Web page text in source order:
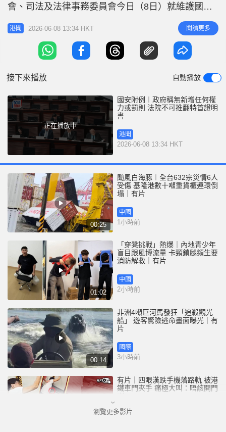
n
會、司法及法律事務委員會今日（8日）就維護國家
安全的工作舉行緊急聯席會議。 政府有憲制責任持
續檢視及完善相關法律制度 律政司司長林定國表
示，特區政府有憲制責任持續檢視及完善相關法律制
度，經檢視後認為有必要透過附屬法例，清楚說明相
港聞 2026-06-08 13:34 HKT 閱讀更多
接下來播放 自動播放
正在播放中
國安附例︱政府稱無新增任何權
力或罰則 法院不可推翻特首證明
書
港聞
2026-06-08 13:34 HKT
00:25
颱風白海豚︱全台632宗災情6人
受傷 基隆港數十噸重貨櫃連環倒
塌｜有片
中國
1小時前
01:02
「穿凳挑戰」熱爆｜內地青少年
盲目跟風博流量 卡頸鎖腿頻生要
消防解救｜有片
中國
2小時前
00:14
非洲4噸巨河馬發狂「追殺觀光
船」 遊客驚險逃命畫面曝光｜有
片
國際
3小時前
有片｜四眼漢跌手機落路軌 被港
鐵車門夾手 痛極大叫：唔該開門
港聞
瀏覽更多影片